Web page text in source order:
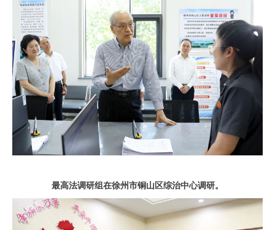
最高法调研组在徐州市铜山区综治中心调研。